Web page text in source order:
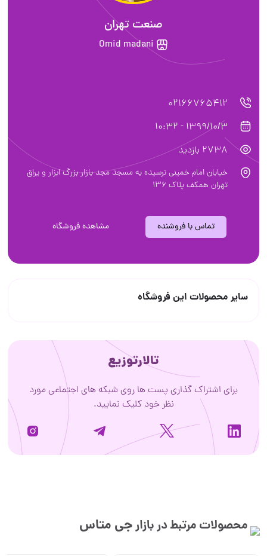
صنعت تهران
Omid madani
02166765412
1399/10/3 - 10:32
2738 بازدید
خیابان امام خمینی نرسیده به مسجد مجد بازار بزرگ ابزار و یراق
تهران همکف پلاک ۱۳۶
تماس با فروشنده مشاهده فروشگاه
سایر محصولات این فروشگاه
تالارتوزیع
برای اشتراک گذاری پست ها روی شبکه های اجتماعی مورد
نظر خود کلیک نمایید.
محصولات مرتبط در بازارجی متاس